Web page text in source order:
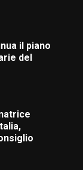
il piano
del